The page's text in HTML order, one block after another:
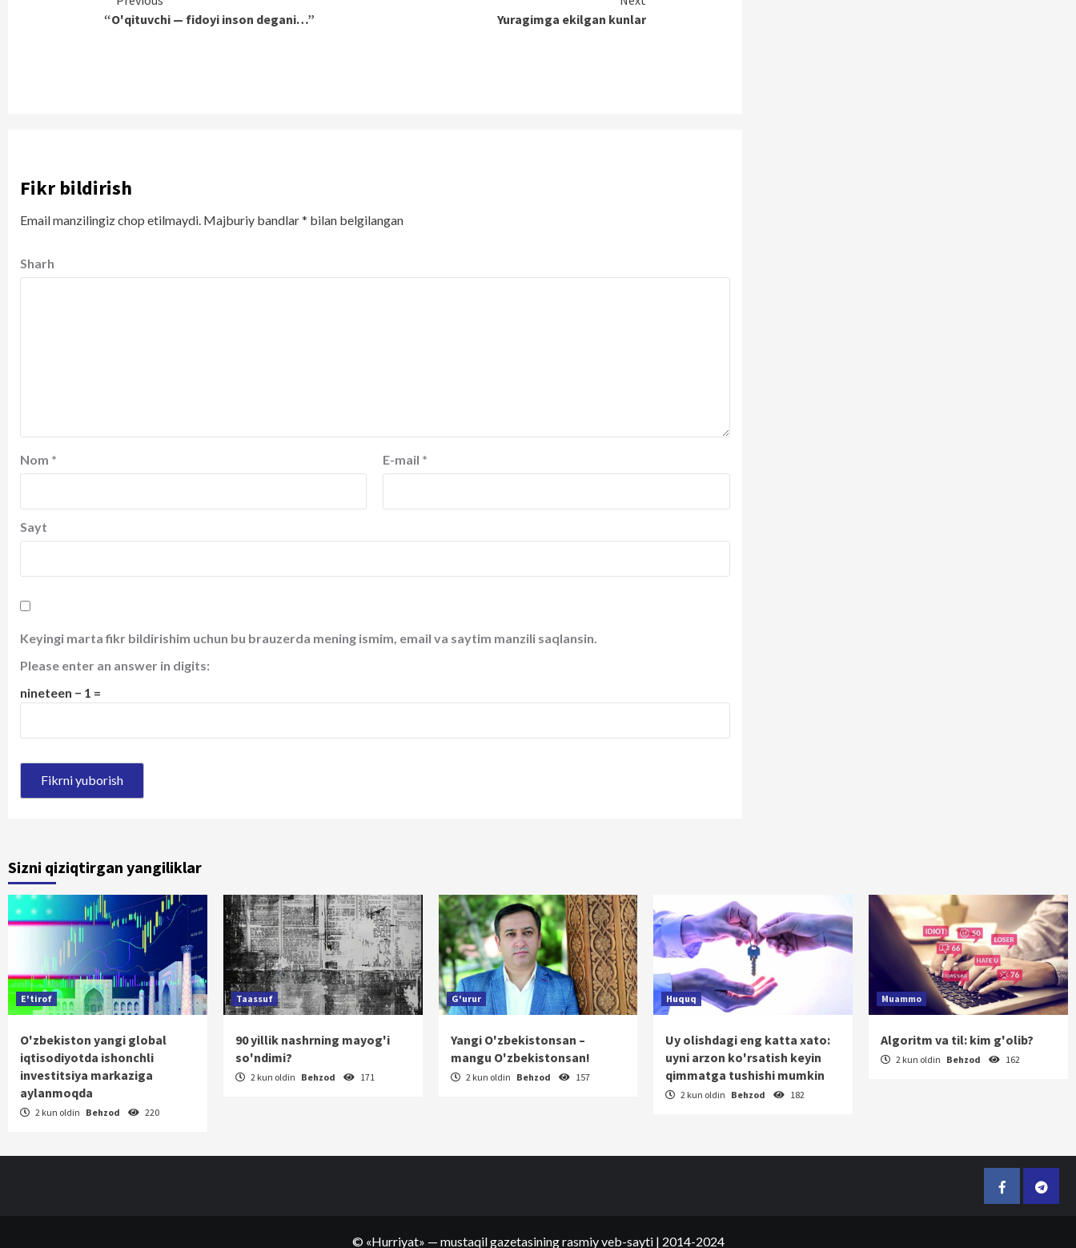
Reading
“O'qituvchi — fidoyi inson degani…”
Yuragimga ekilgan kunlar
Fikr bildirish
Email manzilingiz chop etilmaydi. Majburiy bandlar* bilan belgilangan
Sharh
Nom * E-mail *
Sayt
Keyingi marta fikr bildirishim uchun bu brauzerda mening ismim, email va saytim manzili saqlansin.
Please enter an answer in digits:
nineteen − 1 =
Sizni qiziqtirgan yangiliklar
E'tirof
O'zbekiston yangi global
iqtisodiyotda ishonchli
investitsiya markaziga
aylanmoqda
2 kun oldin Behzod 220
Taassuf
90 yillik nashrning mayog'i
so'ndimi?
2 kun oldin Behzod 171
G'urur
Yangi O'zbekistonsan –
mangu O'zbekistonsan!
2 kun oldin Behzod 157
Huquq
Uy olishdagi eng katta xato:
uyni arzon ko'rsatish keyin
qimmatga tushishi mumkin
2 kun oldin Behzod 182
Muammo
Algoritm va til: kim g'olib?
2 kun oldin Behzod 162
Facebook
© «Hurriyat» — mustaqil gazetasining rasmiy veb-sayti | 2014-2024